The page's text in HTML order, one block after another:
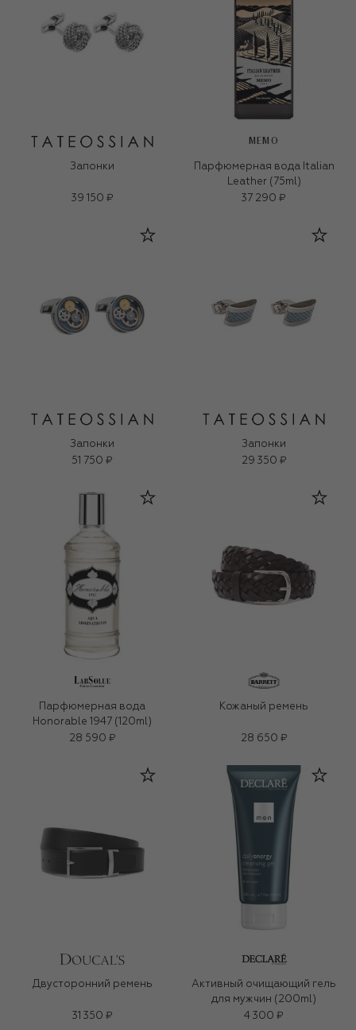
Запонки
39 150 ₽
MEMO
Парфюмерная вода Italian
Leather (75ml)
37 290 ₽
Запонки
51 750 ₽
Запонки
29 350 ₽
Парфюмерная вода
Honorable 1947 (120ml)
28 590 ₽
Кожаный ремень
28 650 ₽
Двусторонний ремень
31 350 ₽
Активный очищающий гель
для мужчин (200ml)
4 300 ₽